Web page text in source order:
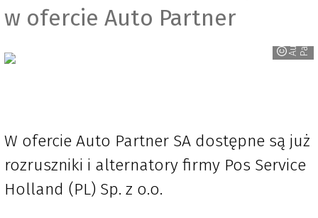
w ofercie Auto Partner
A
u
t
o
P
a
r
t
n
er
W ofercie Auto Partner SA dostępne są już
rozruszniki i alternatory firmy Pos Service
Holland (PL) Sp. z o.o.